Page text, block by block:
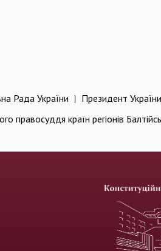
Рада України | Президент України
правосуддя країн регіонів